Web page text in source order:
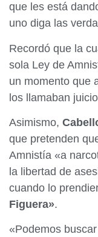
que les está
uno diga las
Recordó que la
sola Ley de
un momento que
los llamaban
Asimismo,
que pretenden
Amnistía «a
la libertad de
cuando lo
Figuera».
«Podemos